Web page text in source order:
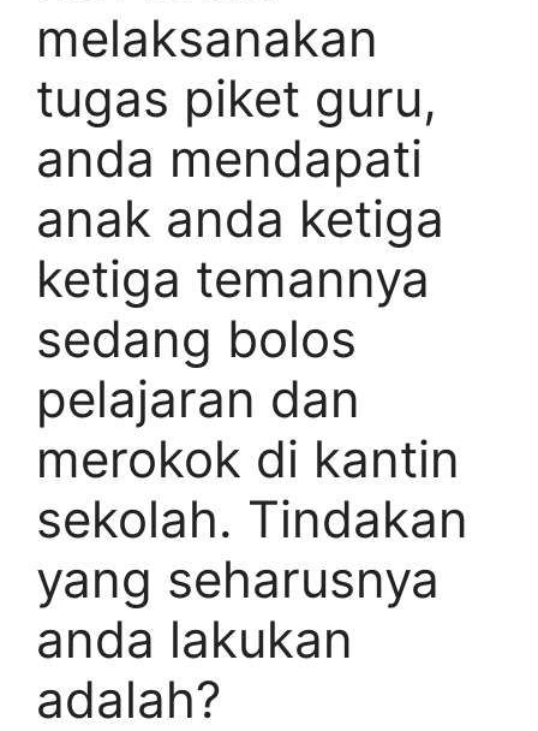
melaksanakan
tugas piket guru,
anda mendapati
anak anda ketiga
ketiga temannya
sedang bolos
pelajaran dan
merokok di kantin
sekolah. Tindakan
yang seharusnya
anda lakukan
adalah?